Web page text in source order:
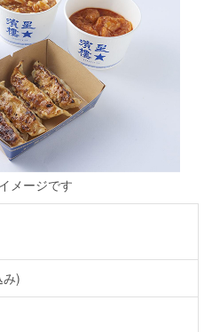
メージです
)